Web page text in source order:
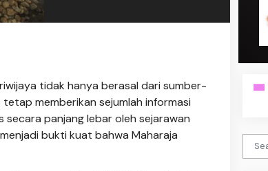
tidak hanya berasal dari sumber-
memberikan sejumlah informasi
panjang lebar oleh sejarawan
bukti kuat bahwa Maharaja